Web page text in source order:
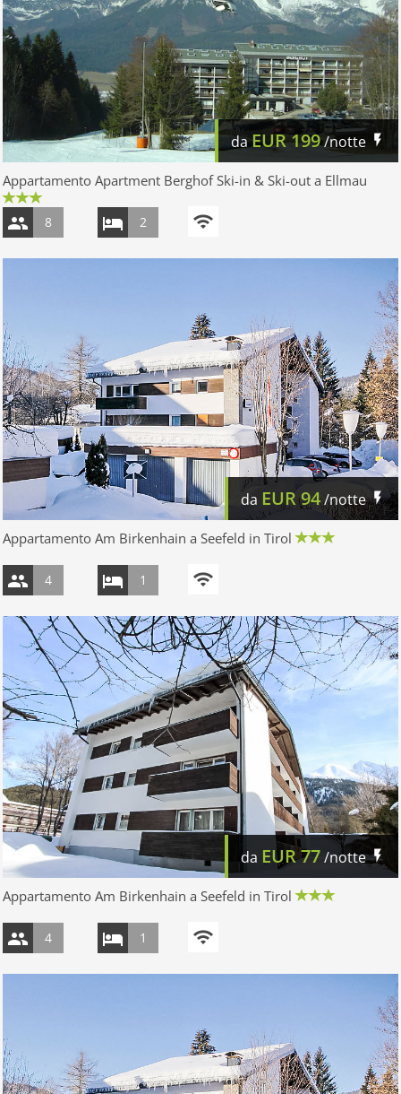
daEUR199/notte
Appartamento Apartment Berghof Ski-in & Ski-out a Ellmau
8 2
da EUR94/notte
Appartamento Am Birkenhain a Seefeld in Tirol
4 1
da EUR77/notte
Appartamento Am Birkenhain a Seefeld in Tirol
4 1